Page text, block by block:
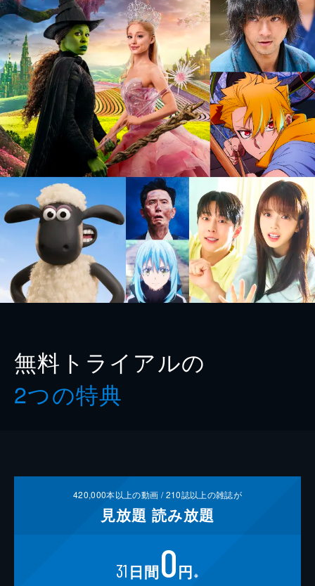
無料トライアルの
2つの特典
420,000本以上の動画 /210誌以上の雑誌が
見放題 読み放題
31 日間0円 ※